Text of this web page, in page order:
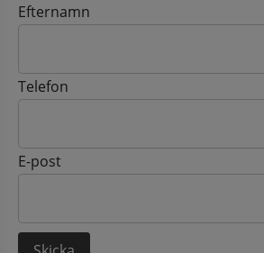
Efternamn
Telefon
E-post